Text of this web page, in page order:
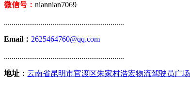
微信号： niannian7069
..............................................................
Email： 2625464760@qq.com
..............................................................
地址： 云南省昆明市官渡区朱家村浩宏物流驾驶员广场